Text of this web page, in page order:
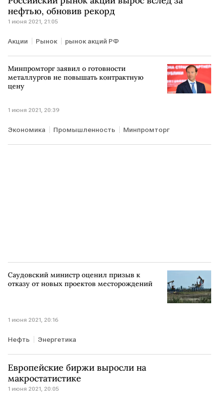
нефтью, обновив рекорд
1 июня 2021, 21:05
Акции Рынок рынок акций РФ
Минпромторг заявил о готовности
металлургов не повышать контрактную
цену
1 июня 2021, 20:39
Экономика Промышленность Минпромторг
Саудовский министр оценил призыв к
отказу от новых проектов месторождений
1 июня 2021, 20:16
Нефть Энергетика
Европейские биржи выросли на
макростатистике
1 июня 2021, 20:05